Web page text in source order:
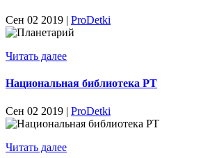
Сен 02 2019 | ProDetki
Читать далее
Национальная библиотека РТ
Сен 02 2019 | ProDetki
Читать далее